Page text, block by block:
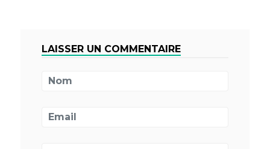
LAISSER UN COMMENTAIRE